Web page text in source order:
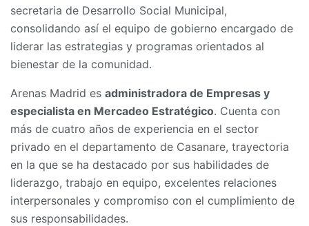
secretaria de Desarrollo Social Municipal,
consolidando así el equipo de gobierno encargado de
liderar las estrategias y programas orientados al
bienestar de la comunidad.
Arenas Madrid es administradora de Empresas y
especialista en Mercadeo Estratégico. Cuenta con
más de cuatro años de experiencia en el sector
privado en el departamento de Casanare, trayectoria
en la que se ha destacado por sus habilidades de
liderazgo, trabajo en equipo, excelentes relaciones
interpersonales y compromiso con el cumplimiento de
sus responsabilidades.